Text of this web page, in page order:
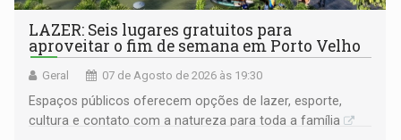
LAZER: Seis lugares gratuitos para
aproveitar o fim de semana em Porto Velho
Geral 07 de Agosto de 2026 às 19:30
Espaços públicos oferecem opções de lazer, esporte,
cultura e contato com a natureza para toda a família